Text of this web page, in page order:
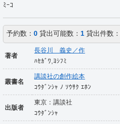
ﾐｰｺ
予約数： 0貸出可能数： 1貸出件数：
著者
長谷川 義史／作
ﾊｾｶﾞﾜ,ﾖｼﾌﾐ
叢書名
講談社の創作絵本
ｺｳﾀﾞﾝｼｬ ﾉ ｿｳｻｸ ｴﾎﾝ
出版者
東京：講談社
ｺｳﾀﾞﾝｼｬ